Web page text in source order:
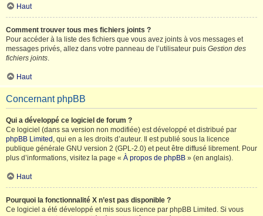
Haut
Comment trouver tous mes fichiers joints ?
Pour accéder à la liste des fichiers que vous avez joints à vos messages et
messages privés, allez dans votre panneau de l’utilisateur puis Gestion des
fichiers joints.
Haut
Concernant phpBB
Qui a développé ce logiciel de forum ?
Ce logiciel (dans sa version non modifiée) est développé et distribué par
phpBB Limited , qui en a les droits d’auteur. Il est publié sous la licence
publique générale GNU version 2 (GPL-2.0) et peut être diffusé librement. Pour
plus d’informations, visitez la page « À propos de phpBB » (en anglais).
Haut
Pourquoi la fonctionnalité X n’est pas disponible ?
Ce logiciel a été développé et mis sous licence par phpBB Limited. Si vous